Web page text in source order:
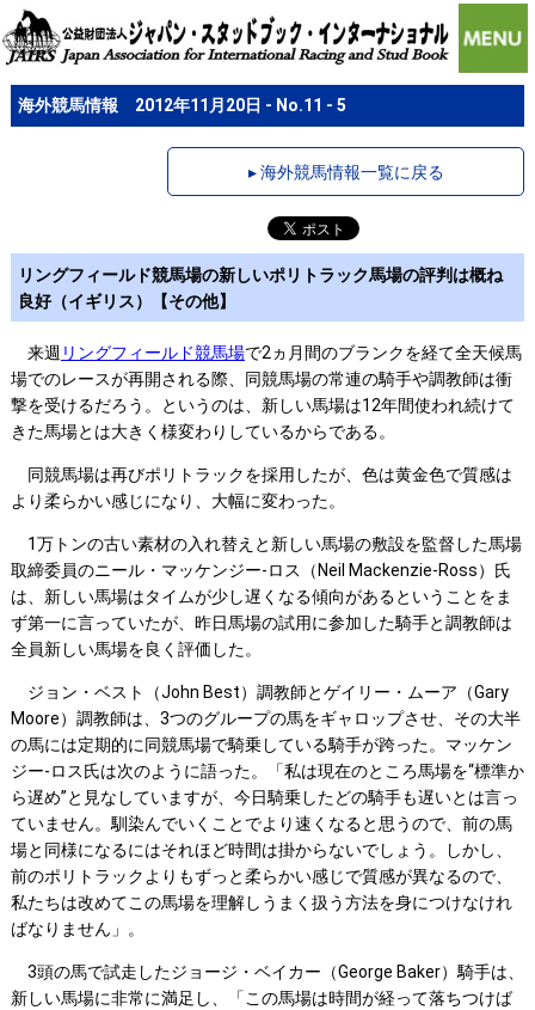
海外競馬情報 2012年11月20日 - No.11 - 5
▸ 海外競馬情報一覧に戻る
リングフィールド競馬場の新しいポリトラック馬場の評判は概ね
良好（イギリス）【その他】
来週 リングフィールド競馬場で2ヵ月間のブランクを経て全天候馬
場でのレースが再開される際、同競馬場の常連の騎手や調教師は衝
撃を受けるだろう。というのは、新しい馬場は12年間使われ続けて
きた馬場とは大きく様変わりしているからである。
同競馬場は再びポリトラックを採用したが、色は黄金色で質感は
より柔らかい感じになり、大幅に変わった。
1万トンの古い素材の入れ替えと新しい馬場の敷設を監督した馬場
取締委員のニール・マッケンジー-ロス（Neil Mackenzie-Ross）氏
は、新しい馬場はタイムが少し遅くなる傾向があるということをま
ず第一に言っていたが、昨日馬場の試用に参加した騎手と調教師は
全員新しい馬場を良く評価した。
ジョン・ベスト（John Best）調教師とゲイリー・ムーア（Gary
Moore）調教師は、3つのグループの馬をギャロップさせ、その大半
の馬には定期的に同競馬場で騎乗している騎手が跨った。マッケン
ジー-ロス氏は次のように語った。「私は現在のところ馬場を“標準か
ら遅め”と見なしていますが、今日騎乗したどの騎手も遅いとは言っ
ていません。馴染んでいくことでより速くなると思うので、前の馬
場と同様になるにはそれほど時間は掛からないでしょう。しかし、
前のポリトラックよりもずっと柔らかい感じで質感が異なるので、
私たちは改めてこの馬場を理解しうまく扱う方法を身につけなけれ
ばなりません」。
3頭の馬で試走したジョージ・ベイカー（George Baker）騎手は、
新しい馬場に非常に満足し、「この馬場は時間が経って落ちつけば